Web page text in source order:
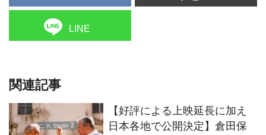
LINE
関連記事
【好評による上映延長に加え
日本各地で公開決定】倉田保